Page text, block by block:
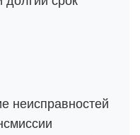
неисправностей